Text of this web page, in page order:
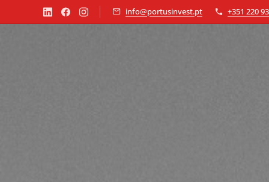
info@portusinvest.pt +351 220